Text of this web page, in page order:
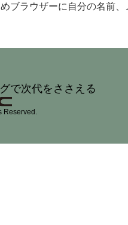
ブラウザーに自分の名前
で次代をささえる
Reserved.